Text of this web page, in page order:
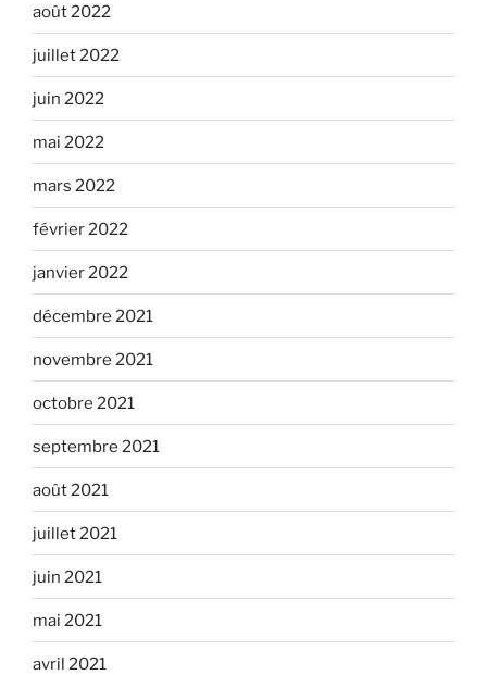
août 2022
juillet 2022
juin 2022
mai 2022
mars 2022
février 2022
janvier 2022
décembre 2021
novembre 2021
octobre 2021
septembre 2021
août 2021
juillet 2021
juin 2021
mai 2021
avril 2021